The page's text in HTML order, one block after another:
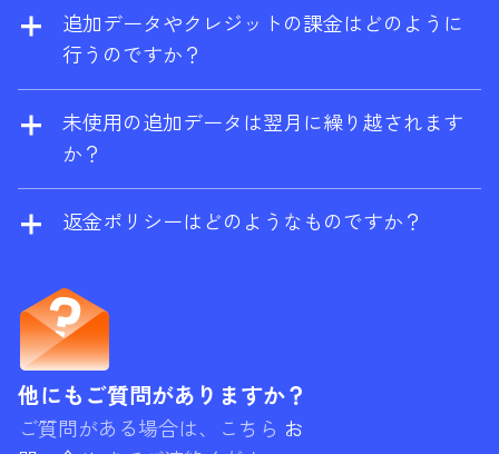
ラーとサイト監査に無料で限定的にアクセス
できる無料プラン
（support@ahrefs.com ）までご連絡くださ
い。
追加データやクレジットの課金はどのように
行うのですか？
追加の従量制クレジットとデータを有効にす
ると、消費量がプランの上限を超えた場合に
自動的に課金されます。年間プランをご利用
です。
未使用の追加データは翌月に繰り越されます
か？
はい。レポートクレジット、エクスポート行
数、クロールクレジット、API ユニットなどの
3ヶ月間有効になります。例えば、使用リセッ
ト日が 10 月 20 日で、10 月 15 日に PAYG ク
レジットを購入したならば、期限切れは 12 月
20 日になります。ただし、プリペイド分の上
限が常に先に消費されることにご注意くださ
返金ポリシーはどのようなものですか？
ランの場合、サービスをご利用されていない
場合は返金を請求することができますが、お
客様のアカウントに重要なアクティビティが
確認された場合は、請求をお断りする場合が
あります。
他にもご質問がありますか？
ご質問がある場合は、こちら お